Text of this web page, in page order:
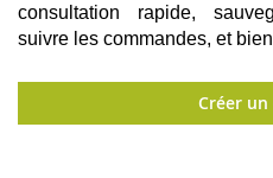
consultation rapide,
suivre les commandes, et
Créer